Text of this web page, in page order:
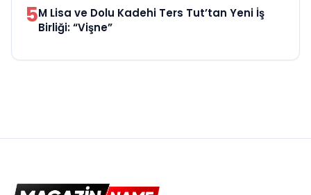
5M Lisa ve Dolu Kadehi Ters Tut’tan Yeni İş
Birliği: “Vişne”